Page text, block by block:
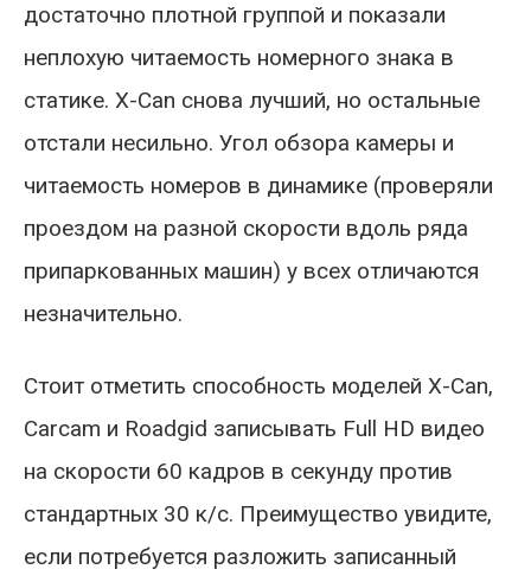
достаточно плотной группой и показали
неплохую читаемость номерного знака в
статике. X-Can снова лучший, но остальные
отстали несильно. Угол обзора камеры и
читаемость номеров в динамике (проверяли
проездом на разной скорости вдоль ряда
припаркованных машин) у всех отличаются
незначительно.
Стоит отметить способность моделей X-Can,
Carcam и Roadgid записывать Full HD видео
на скорости 60 кадров в секунду против
стандартных 30 к/с. Преимущество увидите,
если потребуется разложить записанный